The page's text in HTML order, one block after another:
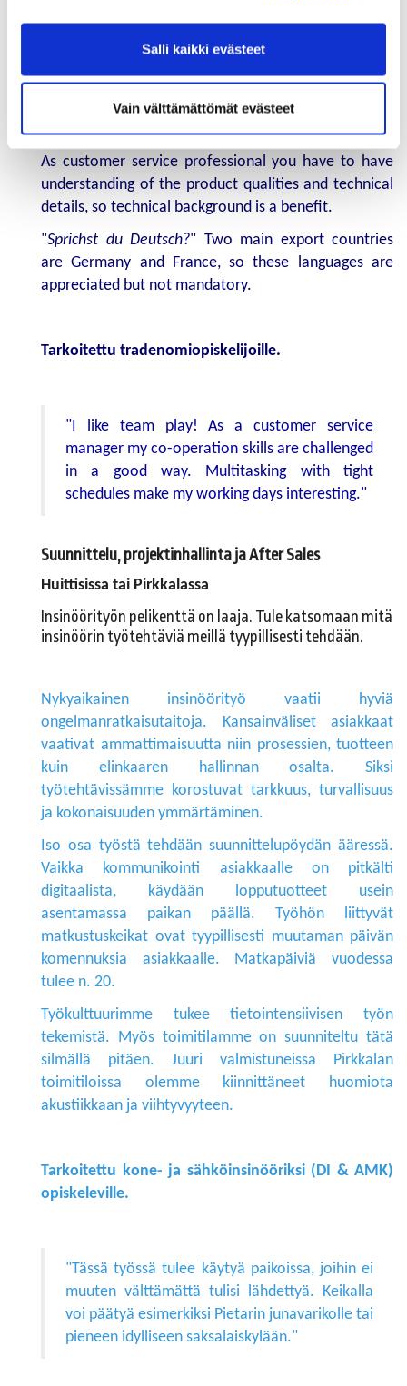
Salli kaikki evästeet
Vain välttämättömät evästeet
important to find solution for customer right away or
at least get the customer feel very comfortable and
served.
As customer service professional you have to have
understanding of the product qualities and technical
details, so technical background is a benefit.
"Sprichst du Deutsch?" Two main export countries
are Germany and France, so these languages are
appreciated but not mandatory.
Tarkoitettu tradenomiopiskelijoille.
"I like team play! As a customer service
manager my co-operation skills are challenged
in a good way. Multitasking with tight
schedules make my working days interesting."
Suunnittelu, projektinhallinta ja After Sales
Huittisissa tai Pirkkalassa
Insinöörityön pelikenttä on laaja. Tule katsomaan mitä
insinöörin työtehtäviä meillä tyypillisesti tehdään.
Nykyaikainen insinöörityö vaatii hyviä
ongelmanratkaisutaitoja. Kansainväliset asiakkaat
vaativat ammattimaisuutta niin prosessien, tuotteen
kuin elinkaaren hallinnan osalta. Siksi
työtehtävissämme korostuvat tarkkuus, turvallisuus
ja kokonaisuuden ymmärtäminen.
Iso osa työstä tehdään suunnittelupöydän ääressä.
Vaikka kommunikointi asiakkaalle on pitkälti
digitaalista, käydään lopputuotteet usein
asentamassa paikan päällä.
Työhön liittyvät
matkustuskeikat ovat tyypillisesti muutaman päivän
komennuksia asiakkaalle. Matkapäiviä vuodessa
tulee n. 20.
Työkulttuurimme tukee tietointensiivisen työn
tekemistä. Myös toimitilamme on suunniteltu tätä
silmällä pitäen. Juuri valmistuneissa Pirkkalan
toimitiloissa olemme kiinnittäneet huomiota
akustiikkaan ja viihtyvyyteen.
Tarkoitettu kone- ja sähköinsinööriksi (DI & AMK)
opiskeleville.
"Tässä työssä tulee käytyä paikoissa, joihin ei
muuten välttämättä tulisi lähdettyä. Keikalla
voi päätyä esimerkiksi Pietarin junavarikolle tai
pieneen idylliseen saksalaiskylään."